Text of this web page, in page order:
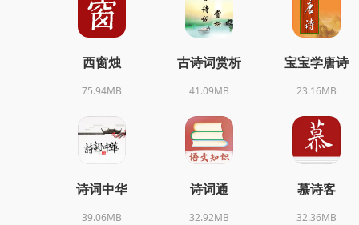
西窗烛
75.94MB
古诗词赏析
41.09MB
宝宝学唐诗
23.16MB
诗词中华
39.06MB
诗词通
32.92MB
慕诗客
32.36MB